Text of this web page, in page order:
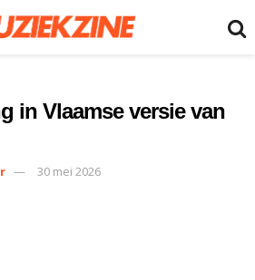
in Vlaamse versie van
30 mei 2026